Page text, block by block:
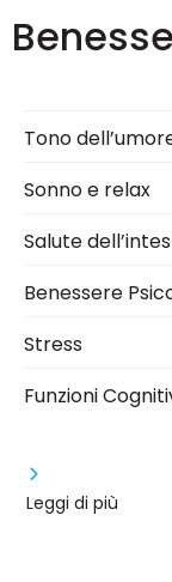
Tono
Sonno e relax
Salute
Benessere
Stress
Funzioni
Leggi di più